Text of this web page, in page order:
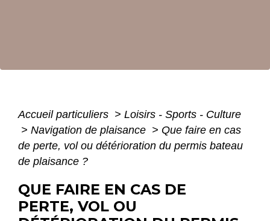
Accueil particuliers > Loisirs - Sports - Culture
> Navigation de plaisance > Que faire en cas
de perte, vol ou détérioration du permis bateau
de plaisance ?
QUE FAIRE EN CAS DE
PERTE, VOL OU